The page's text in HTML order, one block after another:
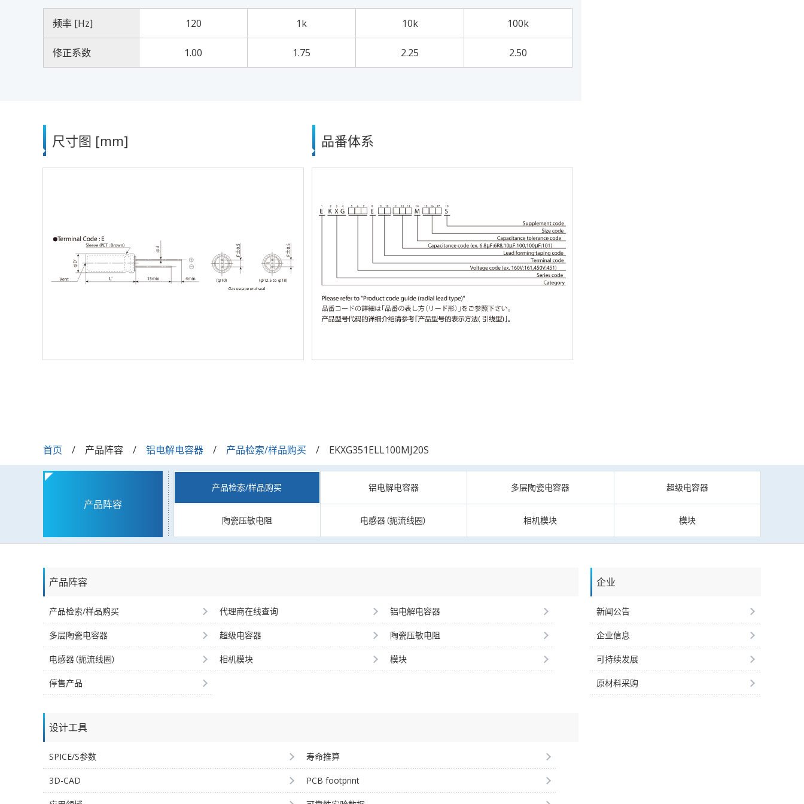
频率 [Hz] 120 1k 10k 100k
修正系数 1.00 1.75 2.25 2.50
尺寸图 [mm] 品番体系
首页 产品阵容 铝电解电容器 产品检索/样品购买 EKXG351ELL100MJ20S
产品阵容
产品检索/样品购买 铝电解电容器 多层陶瓷电容器 超级电容器
陶瓷压敏电阻 电感器（扼流线圈） 相机模块 模块
产品阵容
产品检索/样品购买 代理商在线查询 铝电解电容器
多层陶瓷电容器 超级电容器 陶瓷压敏电阻
电感器（扼流线圈） 相机模块 模块
停售产品
设计工具
SPICE/S参数 寿命推算
3D-CAD PCB footprint
企业
新闻公告
企业信息
可持续发展
原材料采购